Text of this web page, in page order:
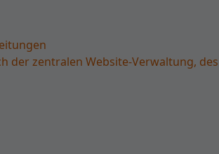
zentralen Website-Verwaltung,